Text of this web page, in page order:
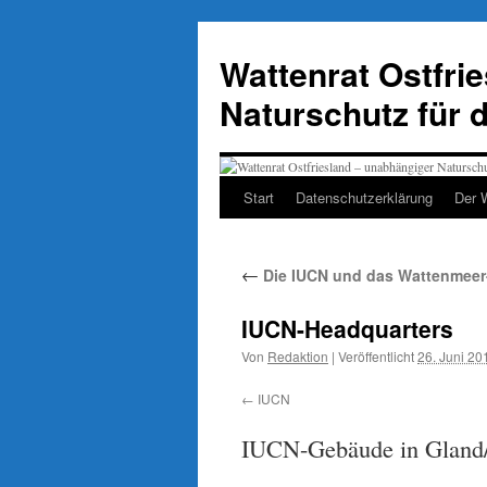
springen
Wattenrat
Naturschutz für
Start Datenschutzerklärung Der
← Die IUCN und das
IUCN-Headquarters
Von Redaktion | Veröffentlicht26. Juni
IUCN
IUCN-Gebäude in